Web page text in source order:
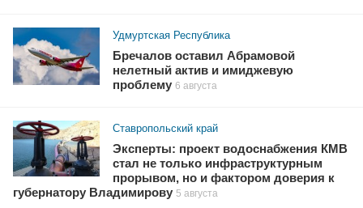
Удмуртская Республика
Бречалов оставил Абрамовой
нелетный актив и имиджевую
проблему 6 августа
Ставропольский край
Эксперты: проект водоснабжения КМВ
стал не только инфраструктурным
прорывом, но и фактором доверия к
губернатору Владимирову 5 августа